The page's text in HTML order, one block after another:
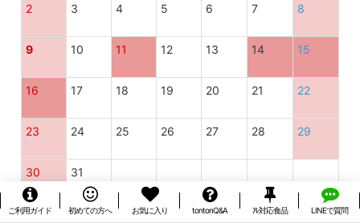
ご利用ガイド 初めての方へ お気に入り tontonQ&A ｱﾚ対応食品 LINEで質問
2 3 4 5 6 7 8
9 10 11 12 13 14 15
16 17 18 19 20 21 22
23 24 25 26 27 28 29
30 31
定休日